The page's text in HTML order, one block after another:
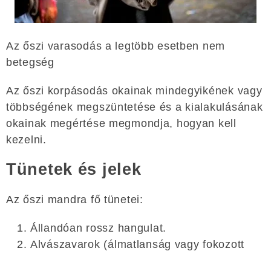
Az őszi varasodás a legtöbb esetben nem
betegség
Az őszi korpásodás okainak mindegyikének vagy
többségének megszüntetése és a kialakulásának
okainak megértése megmondja, hogyan kell
kezelni.
Tünetek és jelek
Az őszi mandra fő tünetei:
Állandóan rossz hangulat.
Alvászavarok (álmatlanság vagy fokozott